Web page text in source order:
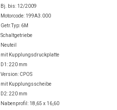
Bj. bis: 12/2009
Motorcode: 199A3.000
Getr.Typ: 6M
Schaltgetriebe
Neuteil
mit Kupplungsdruckplatte
D1: 220 mm
Version: CPOS
mit Kupplungsscheibe
D2: 220 mm
Nabenprofil: 18,65 x 16,60